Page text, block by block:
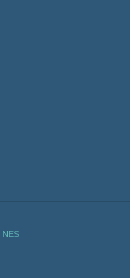
NES